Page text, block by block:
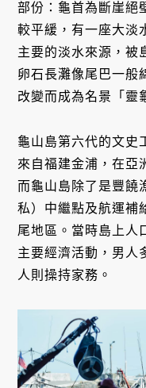
部份：龜首為斷崖絕
較平緩，有一座大淡
主要的淡水來源，被
卵石長灘像尾巴一般
改變而成為名景「靈
龜山島第六代的文史
來自福建金浦，在亞
而龜山島除了是豐饒
私）中繼點及航運補
尾地區。當時島上人
主要經濟活動，男人
人則操持家務。